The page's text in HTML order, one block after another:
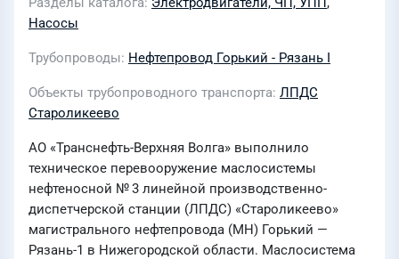
Насосы
Трубопроводы Нефтепровод Горький - Рязань I
Объекты трубопроводного транспорта ЛПДС
Староликеево
АО «Транснефть-Верхняя Волга» выполнило
техническое перевооружение маслосистемы
нефтеносной № 3 линейной производственно-
диспетчерской станции (ЛПДС) «Староликеево»
магистрального нефтепровода (МН) Горький —
Рязань-1 в Нижегородской области. Маслосистема